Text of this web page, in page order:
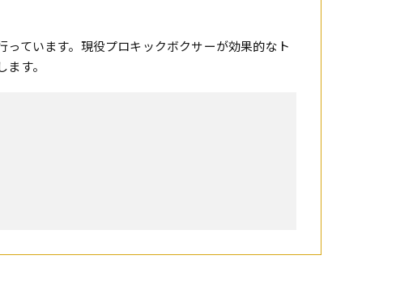
ています。現役プロキックボクサーが効果的なト
す。